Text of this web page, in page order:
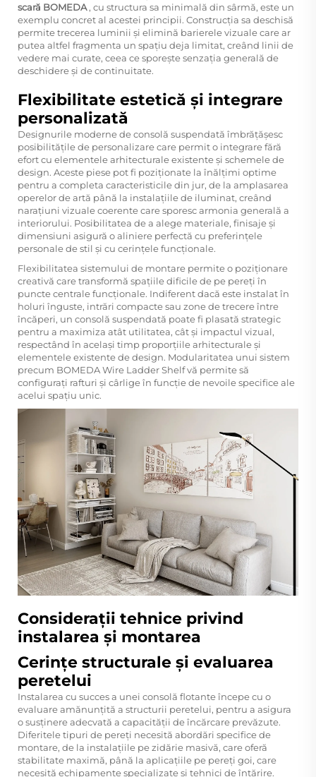
scară BOMEDA, cu structura sa minimală din sârmă, este un
exemplu concret al acestei principii. Construcția sa deschisă
permite trecerea luminii și elimină barierele vizuale care ar
putea altfel fragmenta un spațiu deja limitat, creând linii de
vedere mai curate, ceea ce sporește senzația generală de
deschidere și de continuitate.
Flexibilitate estetică și integrare
personalizată
Designurile moderne de consolă suspendată îmbrățășesc
posibilitățile de personalizare care permit o integrare fără
efort cu elementele arhitecturale existente și schemele de
design. Aceste piese pot fi poziționate la înălțimi optime
pentru a completa caracteristicile din jur, de la amplasarea
operelor de artă până la instalațiile de iluminat, creând
narațiuni vizuale coerente care sporesc armonia generală a
interiorului. Posibilitatea de a alege materiale, finisaje și
dimensiuni asigură o aliniere perfectă cu preferințele
personale de stil și cu cerințele funcționale.
Flexibilitatea sistemului de montare permite o poziționare
creativă care transformă spațiile dificile de pe pereți în
puncte centrale funcționale. Indiferent dacă este instalat în
holuri înguste, intrări compacte sau zone de trecere între
încăperi, un consolă suspendată poate fi plasată strategic
pentru a maximiza atât utilitatea, cât și impactul vizual,
respectând în același timp proporțiile arhitecturale și
elementele existente de design. Modularitatea unui sistem
precum BOMEDA Wire Ladder Shelf vă permite să
configurați rafturi și cârlige în funcție de nevoile specifice ale
acelui spațiu unic.
Considerații tehnice privind
instalarea și montarea
Cerințe structurale și evaluarea
peretelui
Instalarea cu succes a unei consolă flotante începe cu o
evaluare amănunțită a structurii peretelui, pentru a asigura
o susținere adecvată a capacității de încărcare prevăzute.
Diferitele tipuri de pereți necesită abordări specifice de
montare, de la instalațiile pe zidărie masivă, care oferă
stabilitate maximă, până la aplicațiile pe pereți goi, care
necesită echipamente specializate și tehnici de întărire.